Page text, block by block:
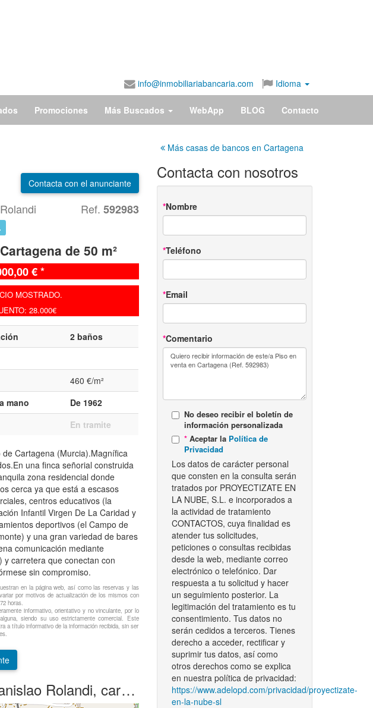
info@inmobiliariabancaria.com Idioma
Promociones Más Buscados WebApp BLOG Contacto
Más casas de bancos en Cartagena
Contactacon el anunciante
Ref. 592983
de 50 m²
€ *
MOSTRADO.
28.000€
2 baños
460 €/m²
mano
De 1962
En tramite
Cartagena (Murcia).Magnífica
una finca señorial construida
zona residencial donde
cerca ya que está a escasos
centros educativos (la
Infantil Virgen De La Caridad y
deportivos (el Campo de
y una gran variedad de bares
comunicación mediante
carretera que conectan con
sin compromiso.
en la página web, así como las reservas y las
por motivos de actualización de los mismos con
horas.
informativo, orientativo y no vinculante, por lo
siendo su uso estrictamente comercial. Este
a título informativo de la información recibida, sin ser
cartagena, Murcia
Contacta con nosotros
Nombre
Teléfono
Email
Comentario
No deseo recibir el boletín de
información personalizada
Aceptar la Política de
Privacidad
Los datos de carácter personal
que consten en la consulta serán
tratados por PROYECTIZATE EN
LA NUBE, S.L. e incorporados a
la actividad de tratamiento
CONTACTOS, cuya finalidad es
atender tus solicitudes,
peticiones o consultas recibidas
desde la web, mediante correo
electrónico o telefónico. Dar
respuesta a tu solicitud y hacer
un seguimiento posterior. La
legitimación del tratamiento es tu
consentimiento. Tus datos no
serán cedidos a terceros. Tienes
derecho a acceder, rectificar y
suprimir tus datos, así como
otros derechos como se explica
en nuestra política de privacidad:
https://www.adelopd.com/privacidad/proyectizate-
en-la-nube-sl